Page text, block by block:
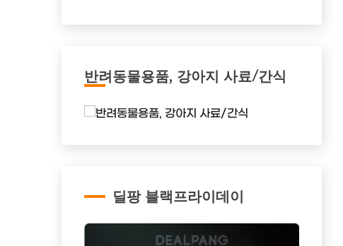
반려동물용품, 강아지 사료/간식
딜팡 블랙프라이데이